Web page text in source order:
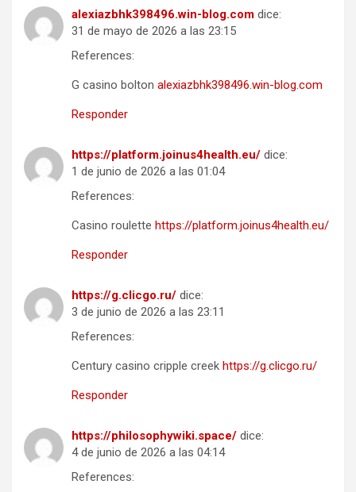
alexiazbhk398496.win-blog.com dice:
31 de mayo de 2026 a las 23:15
References:
G casino bolton alexiazbhk398496.win-blog.com
Responder
https://platform.joinus4health.eu/ dice:
1 de junio de 2026 a las 01:04
References:
Casino roulette https://platform.joinus4health.eu/
Responder
https://g.clicgo.ru/ dice:
3 de junio de 2026 a las 23:11
References:
Century casino cripple creek https://g.clicgo.ru/
Responder
https://philosophywiki.space/ dice:
4 de junio de 2026 a las 04:14
References: